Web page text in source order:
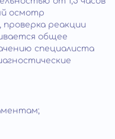
осмотр
проверка реакции
общее
специалиста